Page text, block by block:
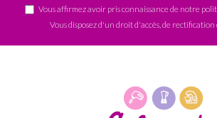
Vous affirmez avoir pris connaissance de notre
Vous disposez d'un droit d'accès, de rectification